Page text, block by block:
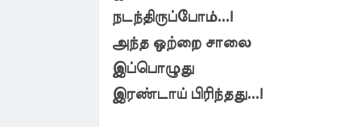
நடந்திருப்போம்...!
அந்த ஒற்றை சாலை
இப்பொழுது
இரண்டாய் பிரிந்தது...!